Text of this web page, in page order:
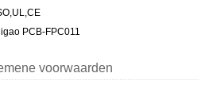
PCB-FPC011
voorwaarden